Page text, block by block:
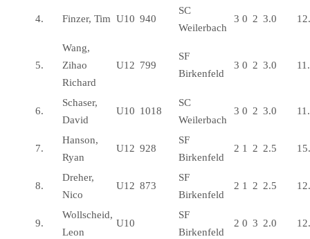
4. Finzer, Tim U10 940
SC
Weilerbach
3 0 2 3.0
5.
Wang,
Zihao
Richard
U12 799
SF
Birkenfeld
3 0 2 3.0
6.
Schaser,
David
U10 1018
SC
Weilerbach
3 0 2 3.0
7.
Hanson,
Ryan
U12 928
SF
Birkenfeld
2 1 2 2.5
8.
Dreher,
Nico
U12 873
SF
Birkenfeld
2 1 2 2.5
9.
Wollscheid,
Leon
U10
SF
Birkenfeld
2 0 3 2.0